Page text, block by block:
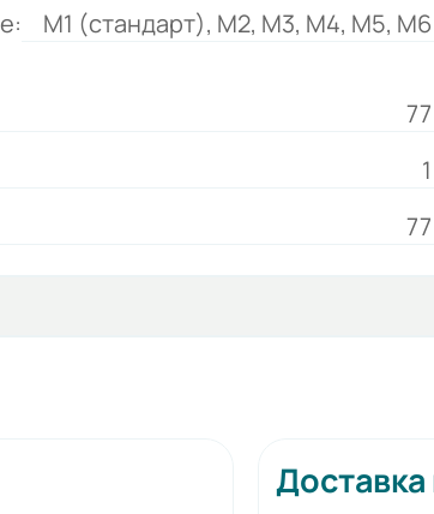
M1 (стандарт), M2, M3, M4, M5, M6
77
1
77